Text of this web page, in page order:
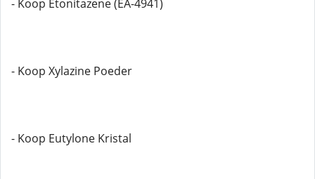
- Koop Etonitazene (EA-4941)
- Koop Xylazine Poeder
- Koop Eutylone Kristal